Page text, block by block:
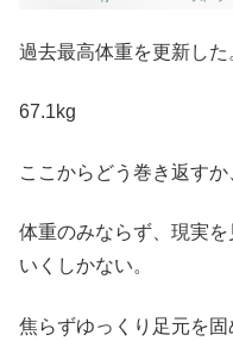
過去最高体重を更新した
67.1kg
ここからどう巻き返すか
体重のみならず、現実
いくしかない。
焦らずゆっくり足元を固